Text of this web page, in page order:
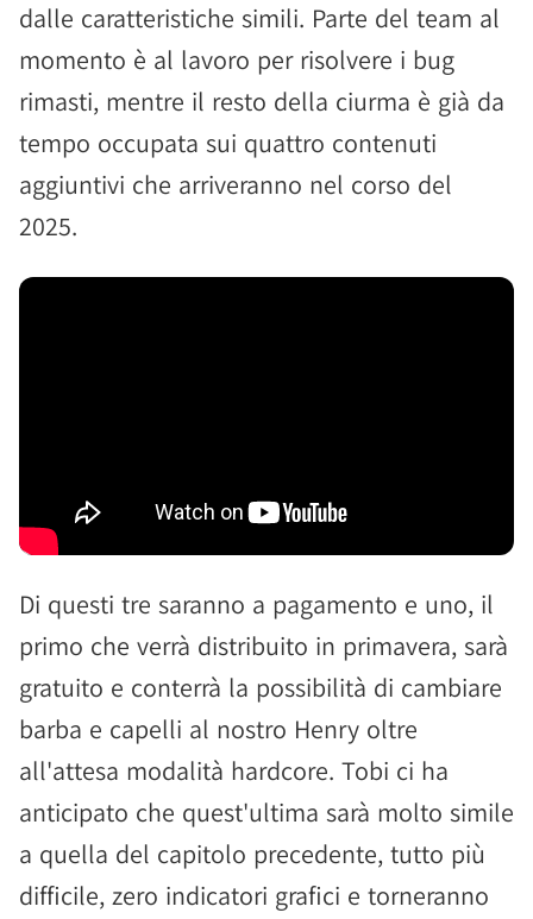
dalle caratteristiche simili. Parte del team al
momento è al lavoro per risolvere i bug
rimasti, mentre il resto della ciurma è già da
tempo occupata sui quattro contenuti
aggiuntivi che arriveranno nel corso del
2025.
Di questi tre saranno a pagamento e uno, il
primo che verrà distribuito in primavera, sarà
gratuito e conterrà la possibilità di cambiare
barba e capelli al nostro Henry oltre
all'attesa modalità hardcore. Tobi ci ha
anticipato che quest'ultima sarà molto simile
a quella del capitolo precedente, tutto più
difficile, zero indicatori grafici e torneranno